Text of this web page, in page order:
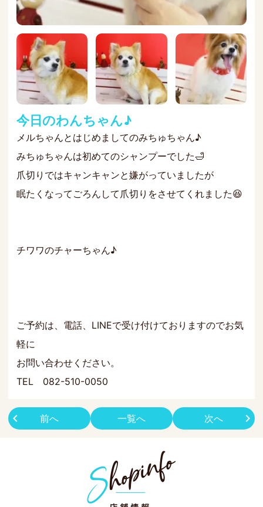
今日のわんちゃん♪
メルちゃんとはじめましてのみちゅちゃん♪
みちゅちゃんは初めてのシャンプーでした🛁
爪切りではキャンキャンと嫌がっていましたが
眠たくなってごろんして爪切りをさせてくれました😆
チワワのチャーちゃん♪
ご予約は、電話、LINEで受け付けておりますのでお気
軽に
お問い合わせください。
TEL 082-510-0050
前へ 次へ
一覧へ